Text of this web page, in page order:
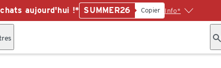
aujourd'hui !* SUMMER26 Copier Info*